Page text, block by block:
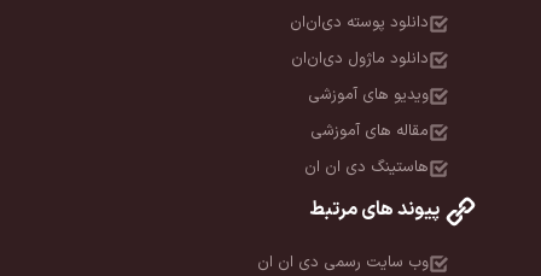
دانلود پوسته دی‌ان‌ان
دانلود ماژول دی‌ان‌ان
ویدیو های آموزشی
مقاله های آموزشی
هاستینگ دی ان ان
پیوند های مرتبط
وب سایت رسمی دی ان ان